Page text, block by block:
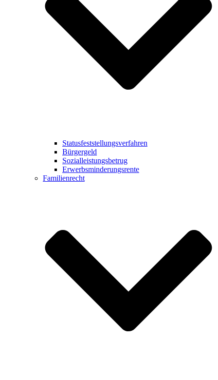
Statusfeststellungsverfahren
Bürgergeld
Sozialleistungsbetrug
Erwerbsminderungsrente
Familienrecht